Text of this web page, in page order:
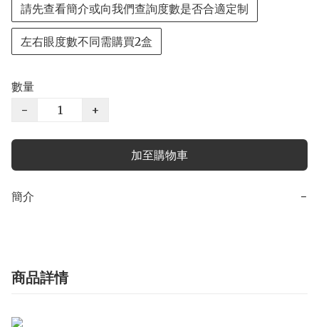
請先查看簡介或向我們查詢度數是否合適定制
左右眼度數不同需購買2盒
數量
−
+
加至購物車
簡介 −
商品詳情